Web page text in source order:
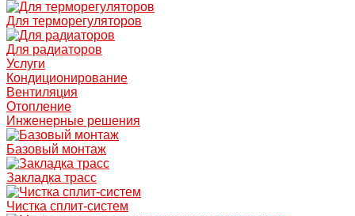
Для терморегуляторов
Для радиаторов
Услуги
Кондиционирование
Вентиляция
Отопление
Инженерные решения
Базовый монтаж
Закладка трасс
Чистка сплит-систем